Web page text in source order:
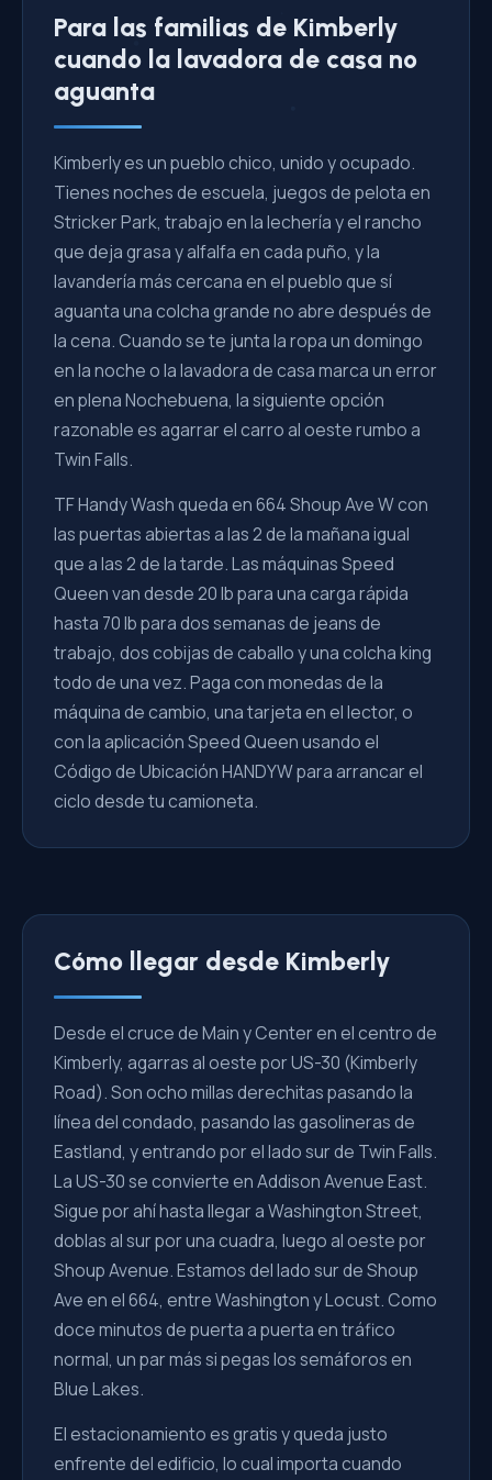
Para las familias de Kimberly
cuando la lavadora de casa no
aguanta
Kimberly es un pueblo chico, unido y ocupado.
Tienes noches de escuela, juegos de pelota en
Stricker Park, trabajo en la lechería y el rancho
que deja grasa y alfalfa en cada puño, y la
lavandería más cercana en el pueblo que sí
aguanta una colcha grande no abre después de
la cena. Cuando se te junta la ropa un domingo
en la noche o la lavadora de casa marca un error
en plena Nochebuena, la siguiente opción
razonable es agarrar el carro al oeste rumbo a
Twin Falls.
TF Handy Wash queda en 664 Shoup Ave W con
las puertas abiertas a las 2 de la mañana igual
que a las 2 de la tarde. Las máquinas Speed
Queen van desde 20 lb para una carga rápida
hasta 70 lb para dos semanas de jeans de
trabajo, dos cobijas de caballo y una colcha king
todo de una vez. Paga con monedas de la
máquina de cambio, una tarjeta en el lector, o
con la aplicación Speed Queen usando el
Código de Ubicación HANDYW para arrancar el
ciclo desde tu camioneta.
Cómo llegar desde Kimberly
Desde el cruce de Main y Center en el centro de
Kimberly, agarras al oeste por US-30 (Kimberly
Road). Son ocho millas derechitas pasando la
línea del condado, pasando las gasolineras de
Eastland, y entrando por el lado sur de Twin Falls.
La US-30 se convierte en Addison Avenue East.
Sigue por ahí hasta llegar a Washington Street,
doblas al sur por una cuadra, luego al oeste por
Shoup Avenue. Estamos del lado sur de Shoup
Ave en el 664, entre Washington y Locust. Como
doce minutos de puerta a puerta en tráfico
normal, un par más si pegas los semáforos en
Blue Lakes.
El estacionamiento es gratis y queda justo
enfrente del edificio, lo cual importa cuando